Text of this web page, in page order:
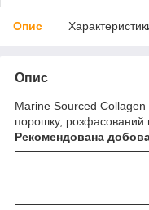
Опис
Опис
Marine Sourced Collagen
порошку, розфасований
Рекомендована